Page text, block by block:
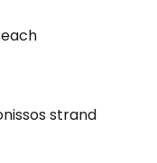
strand